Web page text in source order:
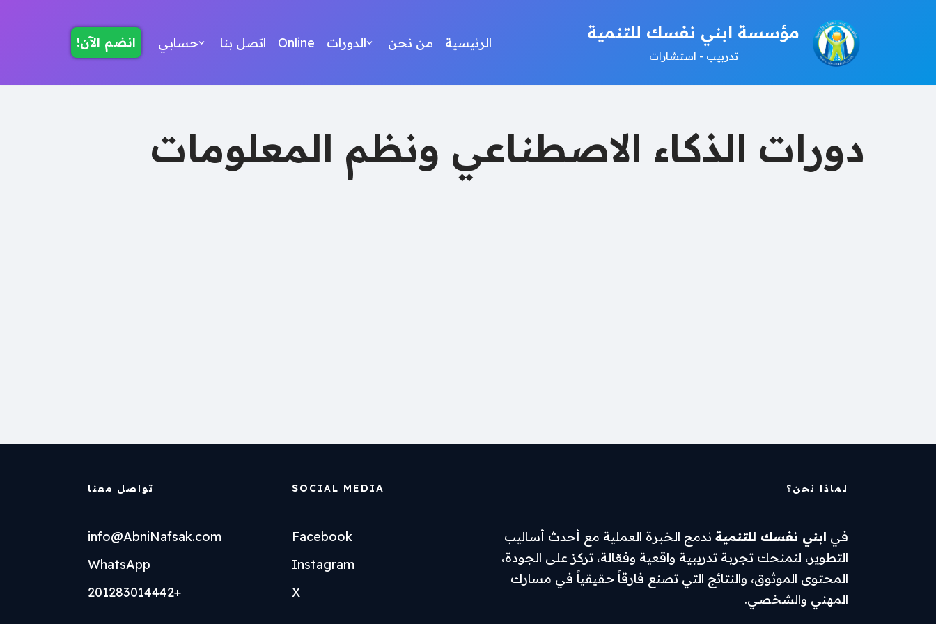
المحتوى
مؤسسة ابني نفسك للتنمية
تدربيب - استشارات
الرئيسية من نحن الدورات Online اتصل بنا حسابي انضم الآن!
دورات الذكاء الاصطناعي ونظم المعلومات
لماذا نحن؟
في ابني نفسك للتنمية ندمج الخبرة العملية مع أحدث أساليب
التطوير، لنمنحك تجربة تدريبية واقعية وفعّالة، تركز على الجودة،
المحتوى الموثوق، والنتائج التي تصنع فارقاً حقيقياً في مسارك
المهني والشخصي.
SOCIAL MEDIA
Facebook
Instagram
X
تواصل معنا
info@AbniNafsak.com
WhatsApp
+201283014442